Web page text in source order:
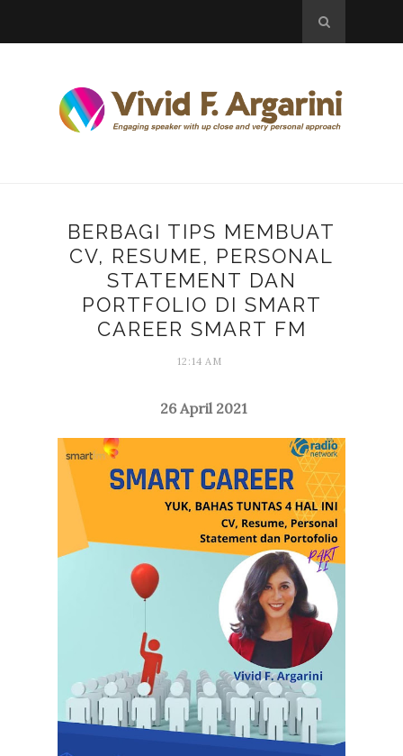
BERBAGI TIPS MEMBUAT
CV, RESUME, PERSONAL
STATEMENT DAN
PORTFOLIO DI SMART
CAREER SMART FM
12:14 AM
26 April 2021